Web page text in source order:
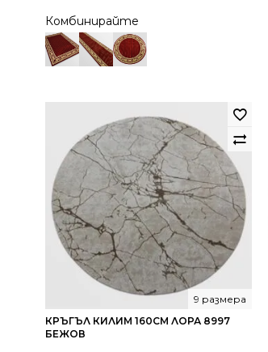
Комбинирайте
КРЪГЪЛ КИЛИМ 160СМ ЛОРА 8997
БЕЖОВ
9 размера